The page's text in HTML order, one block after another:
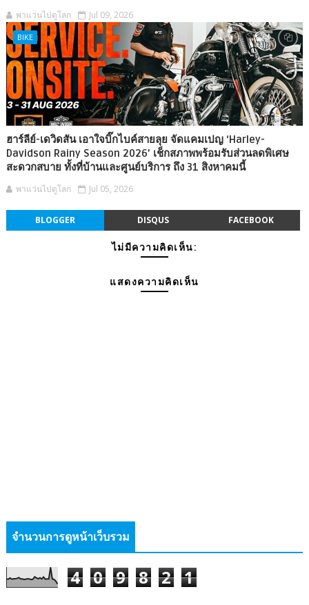
พาแว่นไปดูโลก Jul 09, 2026
BIKE
ฮาร์ลีย์-เดวิดสัน เอาใจบิ๊กไบค์สายลุย จัดแคมเปญ ‘Harley-
Davidson Rainy Season 2026’ เช็กสภาพพร้อมรับส่วนลดพิเศษ
สะดวกสบาย ทั้งที่บ้านและศูนย์บริการ ถึง 31 สิงหาคมนี้
พาแว่นไปดูโลก Jul 05, 2026
BLOGGER DISQUS FACEBOOK
ไม่มีความคิดเห็น:
แสดงความคิดเห็น
จำนวนการดูหน้าเว็บรวม
4 0 9 8 2 1